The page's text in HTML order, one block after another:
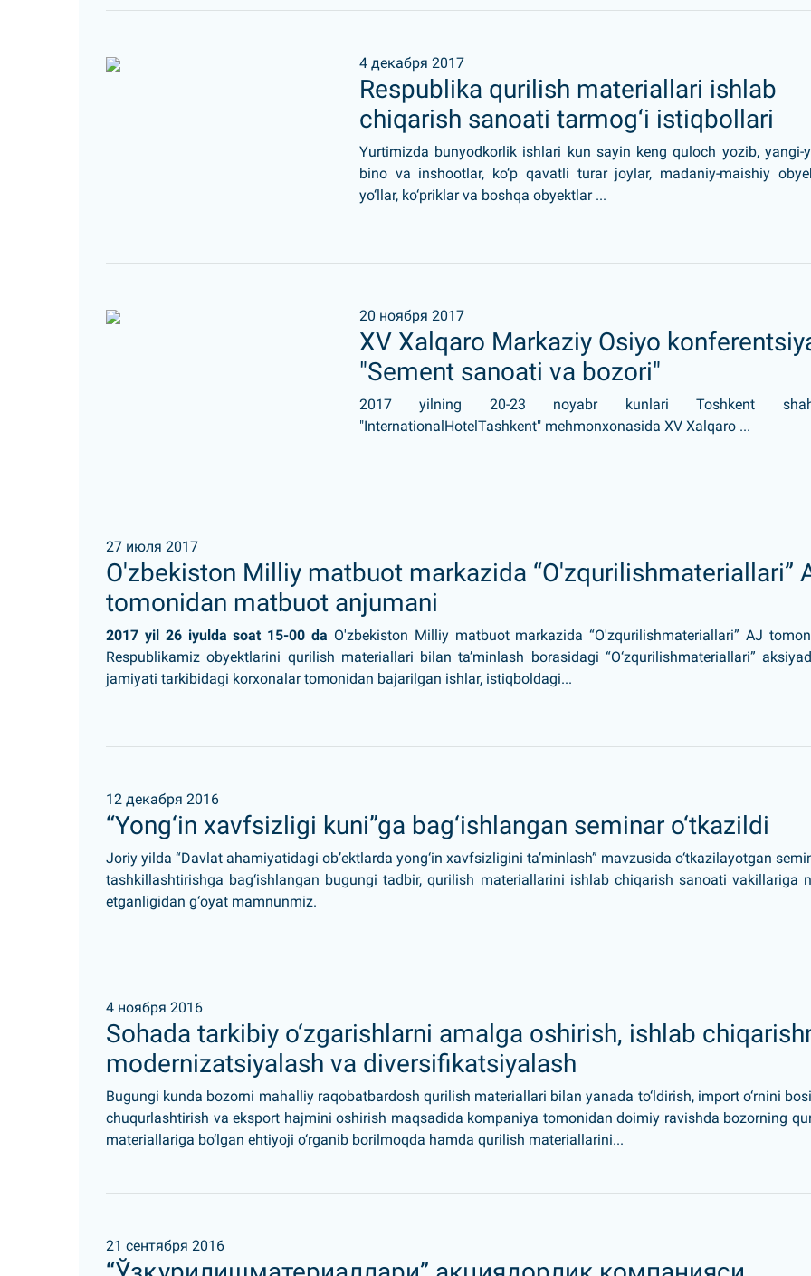
4 декабря 2017
Respublika qurilish materiallari ishlab
chiqarish sanoati tarmog‘i istiqbollari
Yurtimizda bunyodkorlik ishlari kun sayin keng quloch yozib, yangi-
bino va inshootlar, ko‘p qavatli turar joylar, madaniy-maishiy
yo‘llar, ko‘priklar va boshqa obyektlar ...
20 ноября 2017
XV Xalqaro Markaziy Osiyo
"Sement sanoati va bozori"
2017 yilning 20-23 noyabr kunlari Toshkent
"InternationalHotelTashkent" mehmonxonasida XV Xalqaro ...
27 июля 2017
O'zbekiston Milliy matbuot markazida “O'zqurilishmateriallari”
tomonidan matbuot anjumani
2017 yil 26 iyulda soat 15-00 da O'zbekiston Milliy matbuot markazida “O'zqurilishmateriallari” AJ
Respublikamiz obyektlarini qurilish materiallari bilan ta’minlash borasidagi “O‘zqurilishmateriallari”
jamiyati tarkibidagi korxonalar tomonidan bajarilgan ishlar, istiqboldagi...
12 декабря 2016
“Yong‘in xavfsizligi kuni”ga bag‘ishlangan seminar o‘tkazildi
Joriy yilda “Davlat ahamiyatidagi ob’ektlarda yong‘in xavfsizligini ta’minlash” mavzusida o‘tkazilayotgan
tashkillashtirishga bag‘ishlangan bugungi tadbir, qurilish materiallarini ishlab chiqarish sanoati vakillariga
etganligidan g‘oyat mamnunmiz.
4 ноября 2016
Sohada tarkibiy o‘zgarishlarni amalga oshirish, ishlab
modernizatsiyalash va diversifikatsiyalash
Bugungi kunda bozorni mahalliy raqobatbardosh qurilish materiallari bilan yanada to‘ldirish, import o‘rnini
chuqurlashtirish va eksport hajmini oshirish maqsadida kompaniya tomonidan doimiy ravishda bozorning
materiallariga bo‘lgan ehtiyoji o‘rganib borilmoqda hamda qurilish materiallarini...
21 сентября 2016